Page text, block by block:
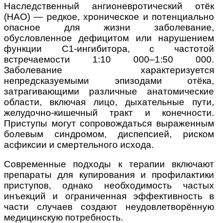
Наследственный ангионевротический отёк
(НАО) — редкое, хроническое и потенциально
опасное для жизни заболевание,
обусловленное дефицитом или нарушением
функции C1-ингибитора, с частотой
встречаемости 1:10 000–1:50 000.
Заболевание характеризуется
непредсказуемыми эпизодами отёка,
затрагивающими различные анатомические
области, включая лицо, дыхательные пути,
желудочно-кишечный тракт и конечности.
Приступы могут сопровождаться выраженным
болевым синдромом, диспепсией, риском
асфиксии и смертельного исхода.
Современные подходы к терапии включают
препараты для купирования и профилактики
приступов, однако необходимость частых
инъекций и ограниченная эффективность в
части случаев создают неудовлетворённую
медицинскую потребность.